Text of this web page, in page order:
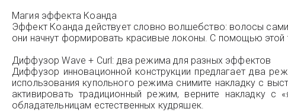
Магия эффекта Коанда
Эффект Коанда действует словно волшебство: волосы сами
они начнут формировать красивые локоны. С помощью
Диффузор Wave + Curl: два режима для разных эффектов
Диффузор инновационной конструкции предлагает два
использования купольного режима снимите накладку с
активировать традиционный режим, верните накладку
обладательницам естественных кудряшек.